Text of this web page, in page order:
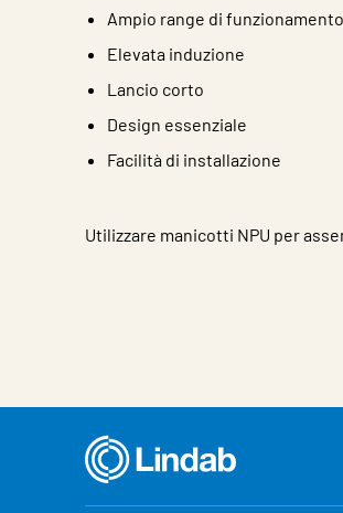
Ampio range di funzionamento
Elevata induzione
Lancio corto
Design essenziale
Facilità di installazione
Utilizzare manicotti NPU per